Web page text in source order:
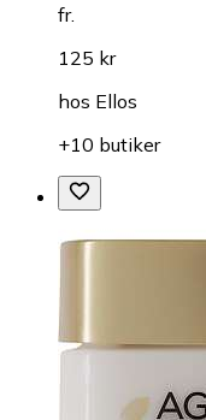
fr.
125 kr
hos Ellos
+10 butiker